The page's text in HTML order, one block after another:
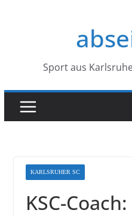
Sport aus
KARLSRUHER SC
KSC-